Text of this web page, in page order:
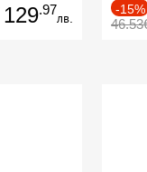
129.97
лв.
-15%